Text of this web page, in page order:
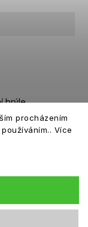
procházením
Více
brýle
čočky
vyhrazena.